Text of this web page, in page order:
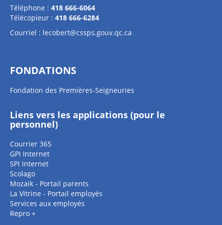
Téléphone : 418 666-6064
Télécopieur : 418 666-6284
Courriel : lecobert@cssps.gouv.qc.ca
FONDATIONS
Fondation des Premières-Seigneuries
Liens vers les applications (pour le
personnel)
Courrier 365
GPI Internet
SPI Internet
Scolago
Mozaik - Portail parents
La Vitrine - Portail employés
Services aux employés
Repro +